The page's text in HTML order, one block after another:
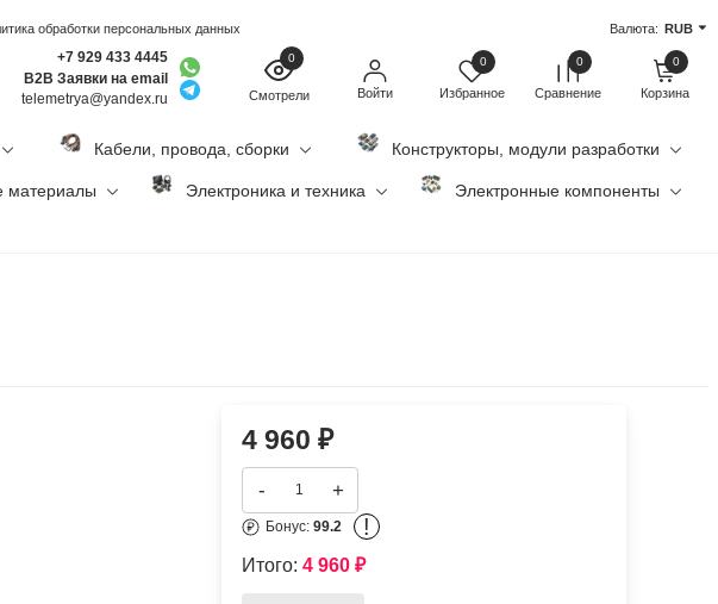
обработки персональных данных Валюта: RUB
+7 929 433 4445
B2B Заявки на email
telemetrya@yandex.ru
0
Смотрели Войти
0
Избранное
0
Сравнение
0
Корзина
Кабели, провода, сборки Конструкторы, модули разработки
материалы Электроника и техника Электронные компоненты
4 960 ₽
- +
Бонус: 99.2 !
Итого: 4 960 ₽